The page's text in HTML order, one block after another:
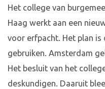
Het college van
Haag werkt aan een
voor erfpacht. Het plan
gebruiken. Amsterdam
Het besluit van het
deskundigen. Daaruit